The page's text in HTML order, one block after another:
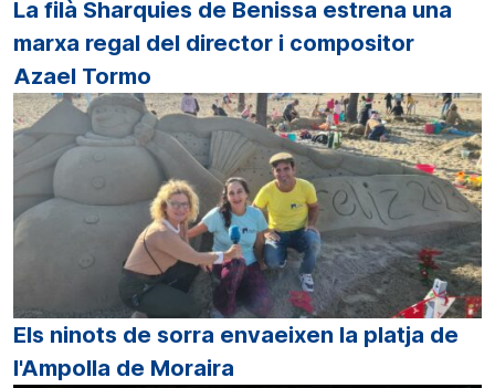
La filà Sharquies de Benissa estrena una
marxa regal del director i compositor
Azael Tormo
Els ninots de sorra envaeixen la platja de
l'Ampolla de Moraira